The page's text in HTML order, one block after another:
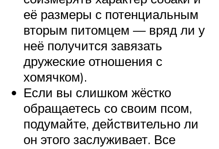
её размеры с потенциальным
вторым питомцем — вряд ли у
неё получится завязать
дружеские отношения с
хомячком).
Если вы слишком жёстко
обращаетесь со своим псом,
подумайте, действительно ли
он этого заслуживает. Все